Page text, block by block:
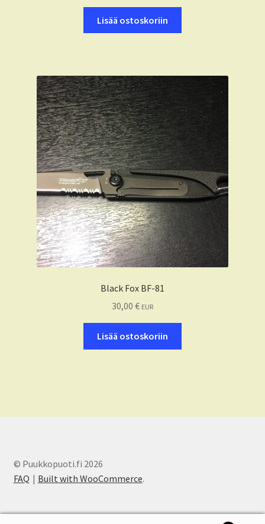
Lisää ostoskoriin
Black Fox BF-81
30,00 € EUR
Lisää ostoskoriin
© Puukkopuoti.fi 2026
FAQ
Built with WooCommerce.